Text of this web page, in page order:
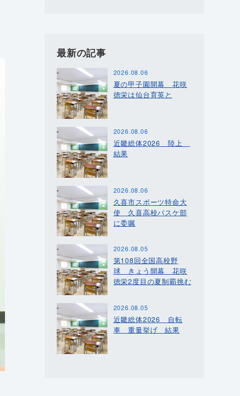
最新の記事
2026.08.06
夏の甲子園開幕 花咲
徳栄は仙台育英と
2026.08.06
近畿総体2026 陸上
結果
2026.08.06
久喜市スポーツ特命大
使 久喜高校バスケ部
に委嘱
2026.08.05
第108回全国高校野
球 きょう開幕 花咲
徳栄2度目の夏制覇挑む
2026.08.05
近畿総体2026 自転
車 重量挙げ 結果